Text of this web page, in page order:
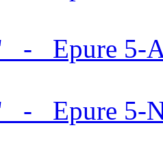
- Epure 5-
- Epure 5-